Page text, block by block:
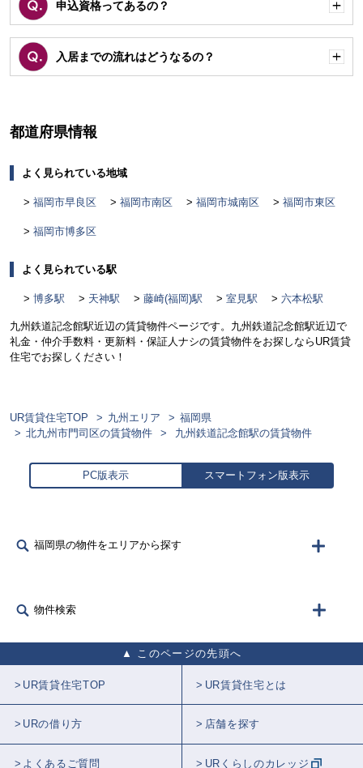
申込資格ってあるの？
く
入居までの流れはどうなるの？
く
都道府県情報
よく見られている地域
福岡市早良区 福岡市南区 福岡市城南区 福岡市東区
福岡市博多区
よく見られている駅
博多駅 天神駅 藤崎(福岡)駅 室見駅 六本松駅
九州鉄道記念館駅近辺の賃貸物件ページです。九州鉄道記念館駅近辺で
礼金・仲介手数料・更新料・保証人ナシの賃貸物件をお探しならUR賃貸
住宅でお探しください！
UR賃貸住宅TOP 九州エリア
福岡県
北九州市門司区の賃貸物件
九州鉄道記念館駅の賃貸物件
PC版表示 スマートフォン版表示
福岡県の物件をエリアから探す
物件検索
このページの先頭へ
UR賃貸住宅TOP UR賃貸住宅とは
URの借り方 店舗を探す
よくあるご質問 URくらしのカレッジ